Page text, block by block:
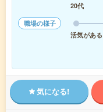
20代
職場の様子
活気がある
気になる!